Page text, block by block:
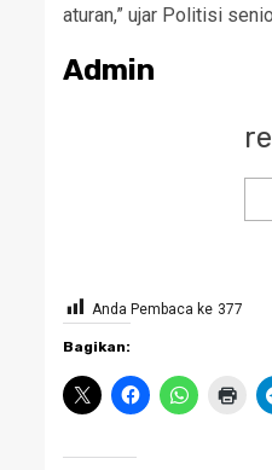
aturan,” ujar Politisi
Admin
Anda Pembaca ke 377
Bagikan: